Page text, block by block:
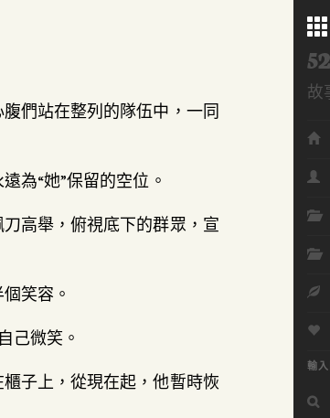
故
輸
尋
們站在整列的隊伍中，一同
為“她”保留的空位。
高舉，俯視底下的群眾，宣
笑容。
己微笑。
子上，從現在起，他暫時恢